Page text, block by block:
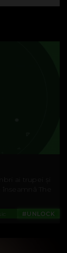
ai trupei și
The
#UNLOCK